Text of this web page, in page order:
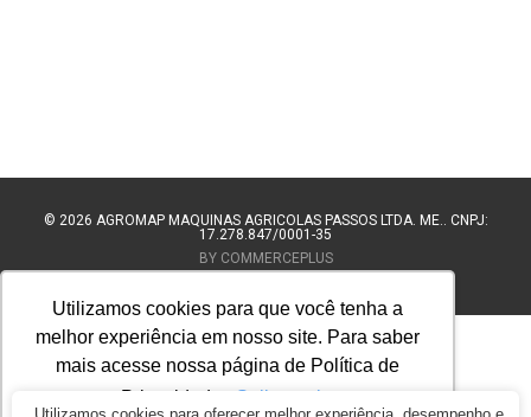
Utilizamos cookies para que você tenha a
melhor experiência em nosso site. Para saber
mais acesse nossa página de Política de
Privacidade.
Saiba mais
© 2026 AGROMAP MAQUINAS AGRÍCOLAS PASSOS LTDA. ME.. CNPJ:
17.278.847/0001-35
BY COMMERCEPLUS